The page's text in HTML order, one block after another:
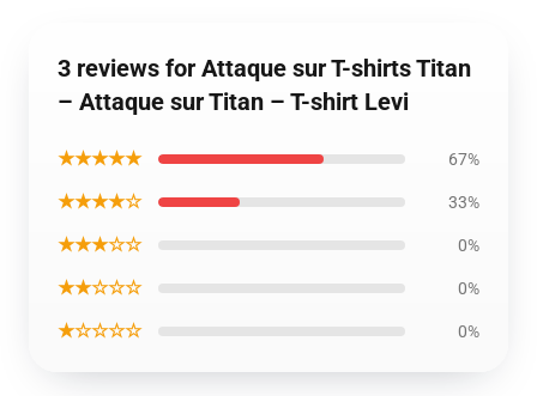
3 reviews for Attaque sur T-shirts Titan
– Attaque sur Titan – T-shirt Levi
★★★★★ 67%
★★★★☆ 33%
★★★☆☆ 0%
★★☆☆☆ 0%
★☆☆☆☆ 0%